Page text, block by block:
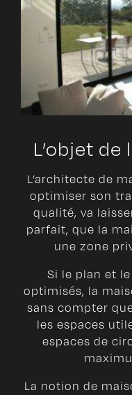
L’objet
L’architecte de
optimiser son
qualité, va
parfait, que la
une zone
Si le plan et
optimisés, la
sans compter
les espaces
espaces de
La notion de